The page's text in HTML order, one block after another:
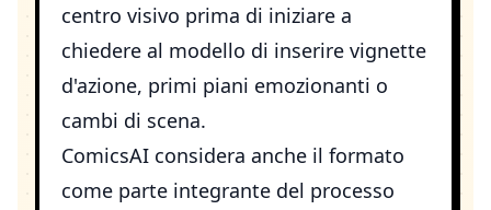
centro visivo prima di iniziare a
chiedere al modello di inserire vignette
d'azione, primi piani emozionanti o
cambi di scena.
ComicsAI considera anche il formato
come parte integrante del processo